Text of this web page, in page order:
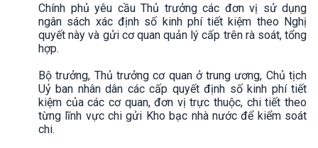
Chính phủ yêu cầu Thủ trưởng các đơn vị sử dụng
ngân sách xác định số kinh phí tiết kiệm theo Nghị
quyết này và gửi cơ quan quản lý cấp trên rà soát, tổng
hợp.
Bộ trưởng, Thủ trưởng cơ quan ở trung ương, Chủ tịch
Uỷ ban nhân dân các cấp quyết định số kinh phí tiết
kiệm của các cơ quan, đơn vị trực thuộc, chi tiết theo
từng lĩnh vực chi gửi Kho bạc nhà nước để kiểm soát
chi.